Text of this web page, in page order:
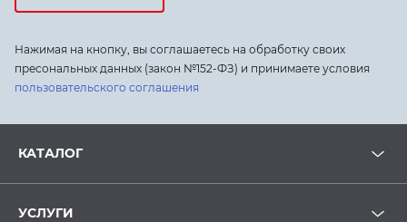
Нажимая на кнопку, вы соглашаетесь на обработку своих
пресональных данных (закон №152-ФЗ) и принимаете условия
пользовательского соглашения
КАТАЛОГ
УСЛУГИ